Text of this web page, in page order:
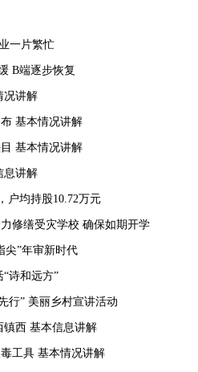
一片繁忙
B端逐步恢复
况讲解
基本情况讲解
基本情况讲解
息讲解
户均持股10.72万元
修缮受灾学校 确保如期开学
尖”年审新时代
诗和远方”
行” 美丽乡村宣讲活动
镇西 基本信息讲解
工具 基本情况讲解